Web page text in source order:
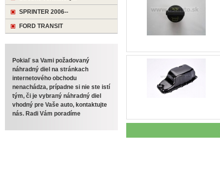
SPRINTER 2006--
FORD TRANSIT
Pokiaľ sa Vami požadovaný
náhradný diel na stránkach
internetového obchodu
nenachádza, prípadne si nie ste istí
tým, či je vybraný náhradný diel
vhodný pre Vaše auto, kontaktujte
nás. Radi Vám poradíme